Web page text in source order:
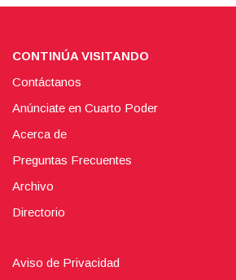
CONTINÚA VISITANDO
Contáctanos
Anúnciate en Cuarto Poder
Acerca de
Preguntas Frecuentes
Archivo
Directorio
Aviso de Privacidad